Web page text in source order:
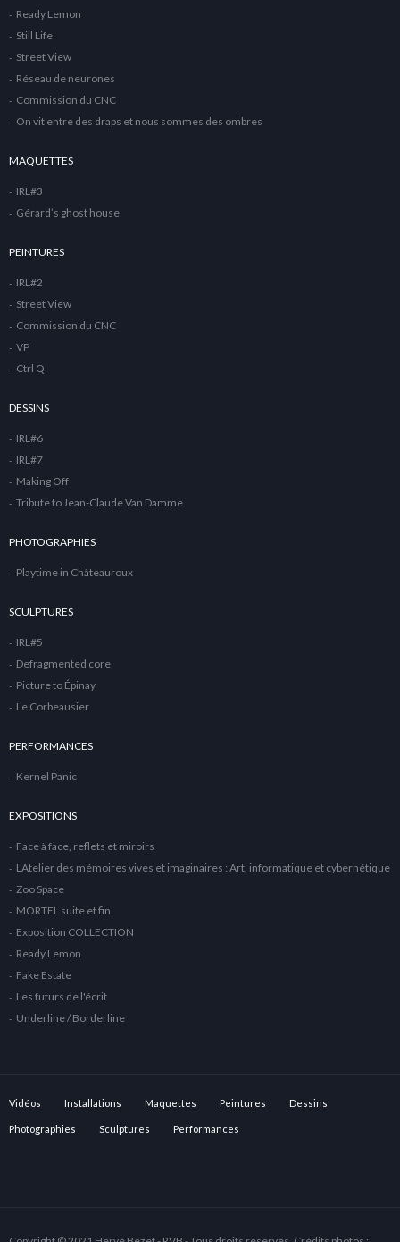
Ready Lemon
Still Life
Street View
Réseau de neurones
Commission du CNC
On vit entre des draps et nous sommes des ombres
MAQUETTES
IRL#3
Gérard’s ghost house
PEINTURES
IRL#2
Street View
Commission du CNC
VP
Ctrl Q
DESSINS
IRL#6
IRL#7
Making Off
Tribute to Jean-Claude Van Damme
PHOTOGRAPHIES
Playtime in Châteauroux
SCULPTURES
IRL#5
Defragmented core
Picture to Épinay
Le Corbeausier
PERFORMANCES
Kernel Panic
EXPOSITIONS
Face à face, reflets et miroirs
L’Atelier des mémoires vives et imaginaires : Art, informatique et cybernétique
Zoo Space
MORTEL suite et fin
Exposition COLLECTION
Ready Lemon
Fake Estate
Les futurs de l'écrit
Underline / Borderline
Vidéos Installations Maquettes Peintures Dessins
Photographies Sculptures Performances